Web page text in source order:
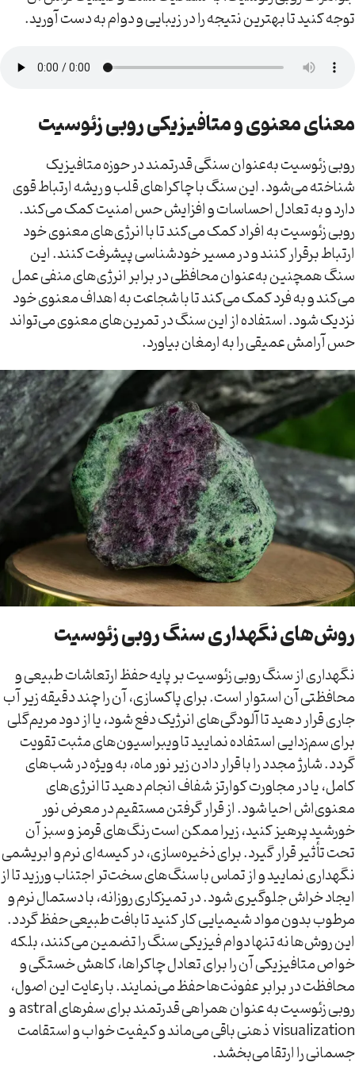
توجه کنید تا بهترین نتیجه را در زیبایی و دوام به دست آورید.
معنای معنوی و متافیزیکی روبی زئوسیت
روبی زئوسیت به‌عنوان سنگی قدرتمند در حوزه متافیزیک
شناخته می‌شود. این سنگ با چاکراهای قلب و ریشه ارتباط قوی
دارد و به تعادل احساسات و افزایش حس امنیت کمک می‌کند.
روبی زئوسیت به افراد کمک می‌کند تا با انرژی‌های معنوی خود
ارتباط برقرار کنند و در مسیر خودشناسی پیشرفت کنند. این
سنگ همچنین به‌عنوان محافظی در برابر انرژی‌های منفی عمل
می‌کند و به فرد کمک می‌کند تا با شجاعت به اهداف معنوی خود
نزدیک شود. استفاده از این سنگ در تمرین‌های معنوی می‌تواند
حس آرامش عمیقی را به ارمغان بیاورد.
روش‌های نگهداری سنگ روبی زئوسیت
نگهداری از سنگ روبی زئوسیت بر پایه حفظ ارتعاشات طبیعی و
محافظتی آن استوار است. برای پاکسازی، آن را چند دقیقه زیر آب
جاری قرار دهید تا آلودگی‌های انرژیک دفع شود، یا از دود مریم‌گلی
برای سم‌زدایی استفاده نمایید تا ویبراسیون‌های مثبت تقویت
گردد. شارژ مجدد را با قرار دادن زیر نور ماه، به ویژه در شب‌های
کامل، یا در مجاورت کوارتز شفاف انجام دهید تا انرژی‌های
معنوی‌اش احیا شود. از قرار گرفتن مستقیم در معرض نور
خورشید پرهیز کنید، زیرا ممکن است رنگ‌های قرمز و سبز آن
تحت تأثیر قرار گیرد. برای ذخیره‌سازی، در کیسه‌ای نرم و ابریشمی
نگهداری نمایید و از تماس با سنگ‌های سخت‌تر اجتناب ورزید تا از
ایجاد خراش جلوگیری شود. در تمیزکاری روزانه، با دستمال نرم و
مرطوب بدون مواد شیمیایی کار کنید تا بافت طبیعی حفظ گردد.
این روش‌ها نه تنها دوام فیزیکی سنگ را تضمین می‌کنند، بلکه
خواص متافیزیکی آن را برای تعادل چاکراها، کاهش خستگی و
محافظت در برابر عفونت‌ها حفظ می‌نمایند. با رعایت این اصول،
روبی زئوسیت به عنوان همراهی قدرتمند برای سفرهای astral و
visualization ذهنی باقی می‌ماند و کیفیت خواب و استقامت
جسمانی را ارتقا می‌بخشد.